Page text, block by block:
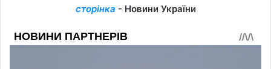
сторінка - Новини України